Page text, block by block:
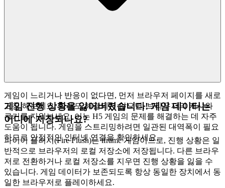
게임이 느리거나 반응이 없다면, 먼저 브라우저 페이지를 새로
고침 해보세요. 그래도 해결되지 않으면, 브라우저의 캐시와
쿠키를 지워보세요. 이는 H5 게임의 문제를 해결하는 데 자주
도움이 됩니다. 게임을 스트리밍하려면 일관된 대역폭이 필요
하므로 안정적인 인터넷 연결을 확인하세요.
게임 진행 상황을 잃어버렸습니다! 게임 데이터는
어디에 저장되나요?
파이어 플러시(Fire Flush)는 iframe 게임이므로, 진행 상황은 일
반적으로 브라우저의 로컬 저장소에 저장됩니다. 다른 브라우
저로 전환하거나 로컬 저장소를 지우면 진행 상황을 잃을 수
있습니다. 게임 데이터가 보존되도록 항상 동일한 장치에서 동
일한 브라우저로 플레이하세요.